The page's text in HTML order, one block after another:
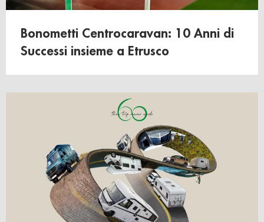
Bonometti Centrocaravan: 10 Anni di
Successi insieme a Etrusco